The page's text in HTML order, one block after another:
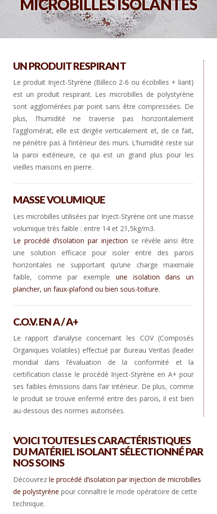
MICROBILLES ISOLANTES
UN PRODUIT RESPIRANT
Le produit Inject-Styrène (Billeco 2-6 ou écobilles + liant)
est un produit respirant. Les microbilles de polystyrène
sont agglomérées par point sans être compressées. De
plus, l’humidité ne traverse pas horizontalement
l’agglomérat, elle est dirigée verticalement et, de ce fait,
ne pénètre pas à l’intérieur des murs. L’humidité reste sur
la paroi extérieure, ce qui est un grand plus pour les
vieilles maisons en pierre.
MASSE VOLUMIQUE
Les microbilles utilisées par Inject-Styrène ont une masse
volumique très faible : entre 14 et 21,5kg/m3.
Le procédé d’isolation par injection se révèle ainsi être
une solution efficace pour isoler entre des parois
horizontales ne supportant qu’une charge maximale
faible, comme par exemple une isolation dans un
plancher, un faux-plafond ou bien sous-toiture.
C.O.V. EN A / A+
Le rapport d’analyse concernant les COV (Composés
Organiques Volatiles) effectué par Bureau Veritas (leader
mondial dans l’évaluation de la conformité et la
certification classe le procédé Inject-Styrène en A+ pour
ses faibles émissions dans l’air intérieur. De plus, comme
le produit se trouve enfermé entre des parois, il est bien
au-dessous des normes autorisées.
VOICI TOUTES LES CARACTÉRISTIQUES
DU MATÉRIEL ISOLANT SÉLECTIONNÉ PAR
NOS SOINS
Découvrez le procédé d’isolation par injection de microbilles
de polystyrène pour connaître le mode opératoire de cette
technique.